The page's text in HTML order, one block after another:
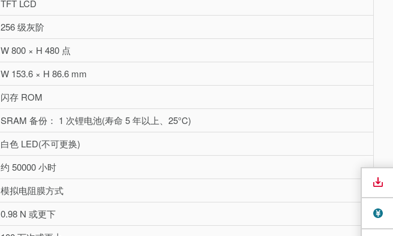
TFT LCD
256 级灰阶
W 800 × H 480 点
W 153.6 × H 86.6 mm
闪存 ROM
SRAM 备份： 1 次锂电池(寿命 5 年以上、25°C)
白色 LED(不可更换)
约 50000 小时
模拟电阻膜方式
0.98 N 或更下